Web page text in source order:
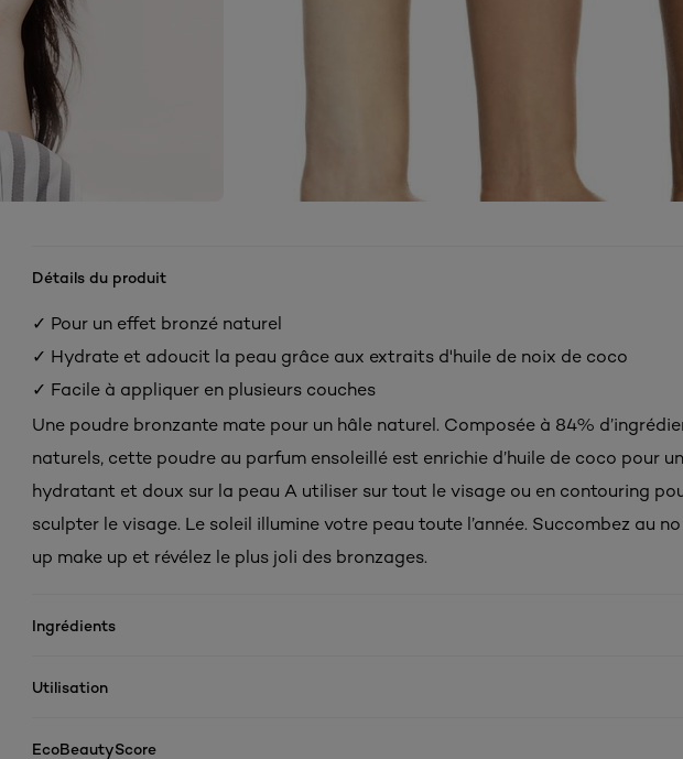
Détails du produit
✓ Pour un effet bronzé naturel
✓ Hydrate et adoucit la peau grâce aux extraits d'huile de noix de coco
✓ Facile à appliquer en plusieurs couches
Une poudre bronzante mate pour un hâle naturel. Composée à 84%
naturels, cette poudre au parfum ensoleillé est enrichie d’huile de coco pour
hydratant et doux sur la peau A utiliser sur tout le visage ou en contouring
sculpter le visage. Le soleil illumine votre peau toute l’année. Succombez au
up make up et révélez le plus joli des bronzages.
Ingrédients
Utilisation
EcoBeautyScore